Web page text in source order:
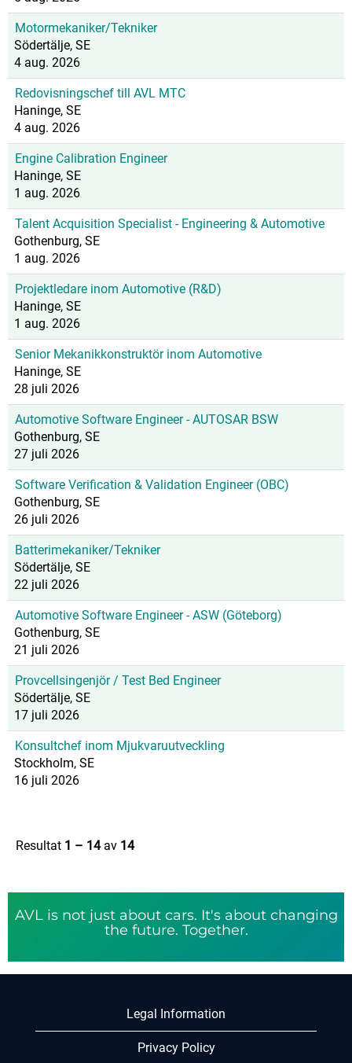
Motormekaniker/Tekniker
Södertälje, SE
4 aug. 2026
Redovisningschef till AVL MTC
Haninge, SE
4 aug. 2026
Engine Calibration Engineer
Haninge, SE
1 aug. 2026
Talent Acquisition Specialist - Engineering & Automotive
Gothenburg, SE
1 aug. 2026
Projektledare inom Automotive (R&D)
Haninge, SE
1 aug. 2026
Senior Mekanikkonstruktör inom Automotive
Haninge, SE
28 juli 2026
Automotive Software Engineer - AUTOSAR BSW
Gothenburg, SE
27 juli 2026
Software Verification & Validation Engineer (OBC)
Gothenburg, SE
26 juli 2026
Batterimekaniker/Tekniker
Södertälje, SE
22 juli 2026
Automotive Software Engineer - ASW (Göteborg)
Gothenburg, SE
21 juli 2026
Provcellsingenjör / Test Bed Engineer
Södertälje, SE
17 juli 2026
Konsultchef inom Mjukvaruutveckling
Stockholm, SE
16 juli 2026
Resultat 1 – 14av 14
AVL is not just about cars. It's about changing
the future. Together.
Legal Information
Privacy Policy